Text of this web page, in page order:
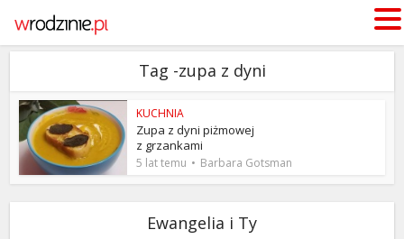
Tag -zupa z dyni
KUCHNIA
Zupa z dyni piżmowej
z grzankami
5 lat temu Barbara Gotsman
Ewangelia i Ty